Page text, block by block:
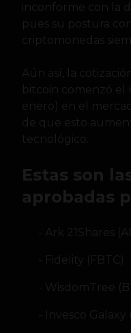
inconforme con la
pues su postura
criptomonedas
Aún así, la
bitcoin comenzó el
enero) en el
de que esto
tecnológico.
Estas son
aprobadas
Ark 21Shares
Fidelity (FBTC)
WisdomTree
Invesco Galaxy